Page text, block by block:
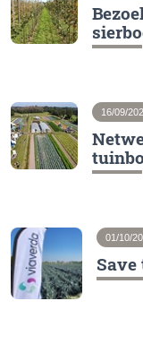
16/09/
01/10/
Save